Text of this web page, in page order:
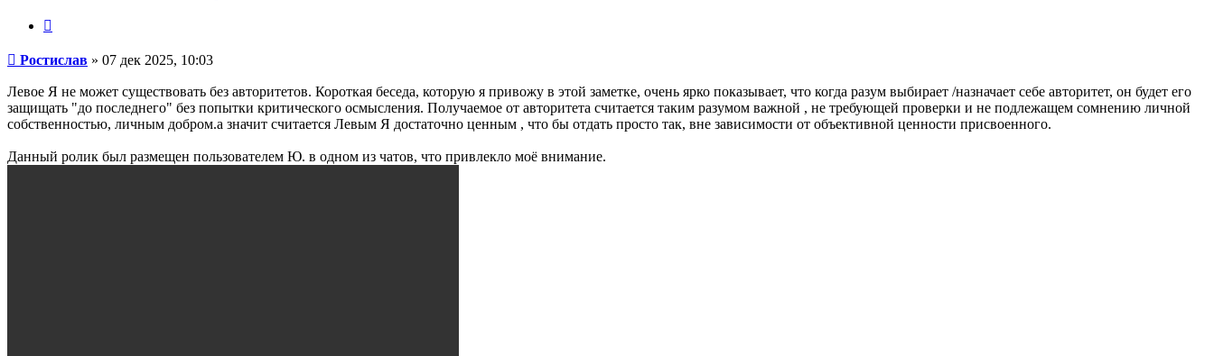
Сообщение
Ростислав » 07 дек 2025, 10:03
Левое Я не может существовать без авторитетов. Короткая беседа, которую я привожу в этой заметке, очень ярко показывает, что когда разум выбирает /назначает себе авторитет, он будет его
защищать "до последнего" без попытки критического осмысления. Получаемое от авторитета считается таким разумом важной , не требующей проверки и не подлежащем сомнению личной
собственностью, личным добром.а значит считается Левым Я достаточно ценным , что бы отдать просто так, вне зависимости от объективной ценности присвоенного.
Данный ролик был размещен пользователем Ю. в одном из чатов, что привлекло моё внимание.